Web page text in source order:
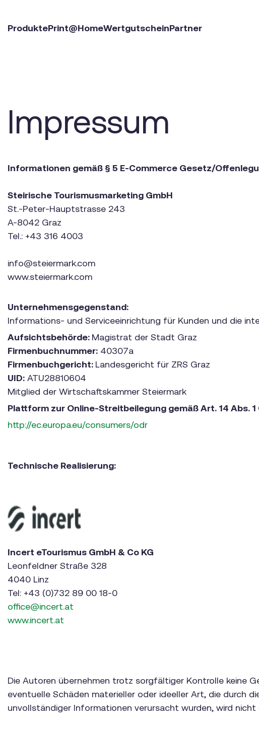
ProduktePrint@HomeWertgutscheinPartner
Impressum
Informationen gemäß § 5 E-Commerce Gesetz/
Steirische Tourismusmarketing GmbH
St.-Peter-Hauptstrasse 243
A-8042 Graz
Tel.: +43 316 4003
info@steiermark.com
www.steiermark.com
Unternehmensgegenstand:
Informations- und Serviceeinrichtung für Kunden und die
Aufsichtsbehörde: Magistrat der Stadt Graz
Firmenbuchnummer: 40307a
Firmenbuchgericht: Landesgericht für ZRS Graz
UID: ATU28810604
Mitglied der Wirtschaftskammer Steiermark
Plattform zur Online-Streitbeilegung gemäß Art. 14 Abs. 1
http://ec.europa.eu/consumers/odr
Technische Realisierung:
Incert eTourismus GmbH & Co KG
Leonfeldner Straße 328
4040 Linz
Tel: +43 (0)732 89 00 18-0
office@incert.at
www.incert.at
Die Autoren übernehmen trotz sorgfältiger Kontrolle keine
eventuelle Schäden materieller oder ideeller Art, die durch
unvollständiger Informationen verursacht wurden, wird